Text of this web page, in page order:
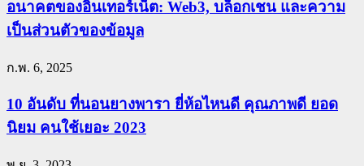
อนาคตของอินเทอร์เน็ต: Web3, บล็อกเชน และความ
เป็นส่วนตัวของข้อมูล
ก.พ. 6, 2025
10 อันดับ ที่นอนยางพารา ยี่ห้อไหนดี คุณภาพดี ยอด
นิยม คนใช้เยอะ 2023